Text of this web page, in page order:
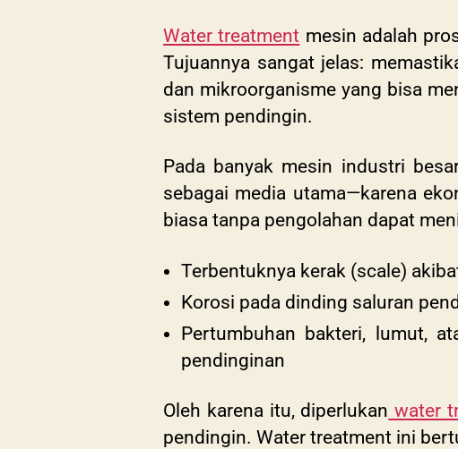
Water treatment mesin adalah
Tujuannya sangat jelas:
dan mikroorganisme yang bisa
sistem pendingin.
Pada banyak mesin industri
sebagai media utama—karena
biasa tanpa pengolahan dapat
Terbentuknya kerak (scale)
Korosi pada dinding saluran
Pertumbuhan bakteri, lumut,
pendinginan
Oleh karena itu, diperlukan water
pendingin. Water treatment ini